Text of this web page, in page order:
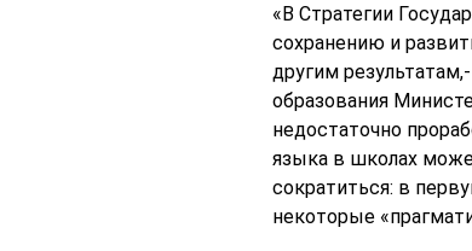
«В Стратегии
сохранению и
другим
образования
недостаточно
языка в школах
сократиться: в
некоторые